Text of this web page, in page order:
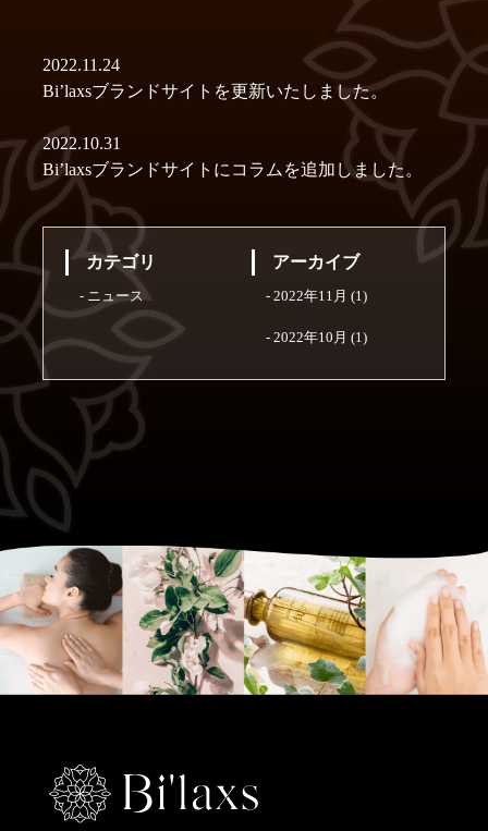
2022.11.24
Bi’laxsブランドサイトを更新いたしました。
2022.10.31
Bi’laxsブランドサイトにコラムを追加しました。
カテゴリ
ニュース
アーカイブ
2022年11月 (1)
2022年10月 (1)